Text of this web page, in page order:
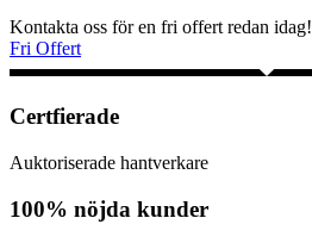
Kontakta oss för en fri offert redan idag!
Fri Offert
Certfierade
Auktoriserade hantverkare
100% nöjda kunder